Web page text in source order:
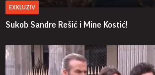
EXKLUZIV
Sukob Sandre Rešić i Mine Kostić!